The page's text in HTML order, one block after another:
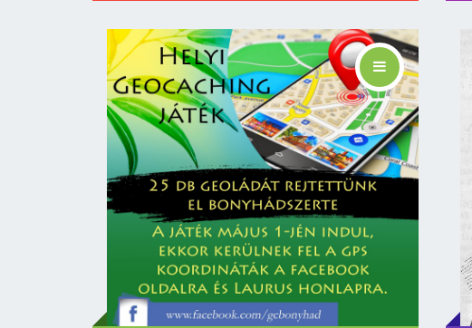
Linkek
🚩 Start 📜 Leírás